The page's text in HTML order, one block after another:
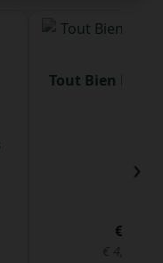
Tout Bien Pils
€ 6,38
€ 4,26
›